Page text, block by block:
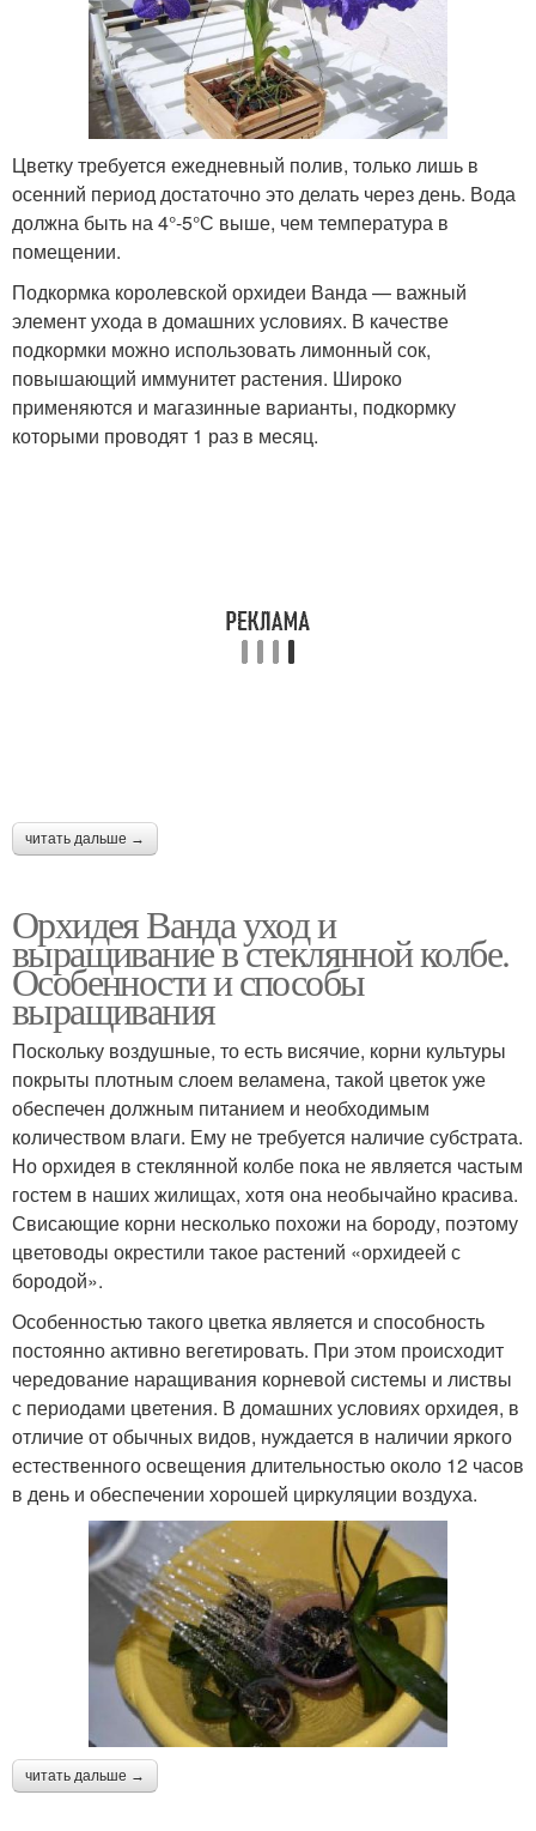
Цветку требуется ежедневный полив, только лишь в
осенний период достаточно это делать через день. Вода
должна быть на 4°-5°С выше, чем температура в
помещении.
Подкормка королевской орхидеи Ванда — важный
элемент ухода в домашних условиях. В качестве
подкормки можно использовать лимонный сок,
повышающий иммунитет растения. Широко
применяются и магазинные варианты, подкормку
которыми проводят 1 раз в месяц.
читать дальше →
Орхидея Ванда уход и
выращивание в стеклянной колбе.
Особенности и способы
выращивания
Поскольку воздушные, то есть висячие, корни культуры
покрыты плотным слоем веламена, такой цветок уже
обеспечен должным питанием и необходимым
количеством влаги. Ему не требуется наличие субстрата.
Но орхидея в стеклянной колбе пока не является частым
гостем в наших жилищах, хотя она необычайно красива.
Свисающие корни несколько похожи на бороду, поэтому
цветоводы окрестили такое растений «орхидеей с
бородой».
Особенностью такого цветка является и способность
постоянно активно вегетировать. При этом происходит
чередование наращивания корневой системы и листвы
с периодами цветения. В домашних условиях орхидея, в
отличие от обычных видов, нуждается в наличии яркого
естественного освещения длительностью около 12 часов
в день и обеспечении хорошей циркуляции воздуха.
читать дальше →